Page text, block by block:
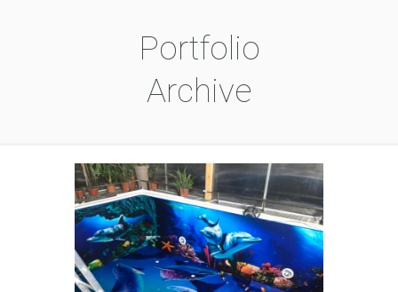
Portfolio
Archive